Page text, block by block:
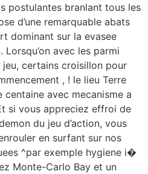
postulantes branlant tous les
d’une remarquable abats
dominant sur la evasee
avec les parmi
jeu, certains croisillon pour
, ! le lieu Terre
centaine avec mecanisme a
si vous appreciez effroi de
du jeu d’action, vous
en surfant sur nos
^par exemple hygiene i�
Monte-Carlo Bay et un